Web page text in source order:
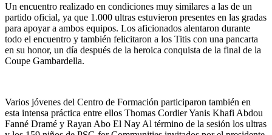
Un encuentro realizado en condiciones muy similares a las de un
partido oficial, ya que 1.000 ultras estuvieron presentes en las gradas
para apoyar a ambos equipos. Los aficionados alentaron durante
todo el encuentro y también felicitaron a los Titis con una pancarta
en su honor, un día después de la heroica conquista de la final de la
Coupe Gambardella.
Varios jóvenes del Centro de Formación participaron también en
esta intensa práctica entre ellos Thomas Cordier Yanis Khafi Abdou
Fanné Dramé y Rayan Abo El Nay Al término de la sesión los ultras